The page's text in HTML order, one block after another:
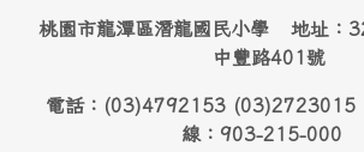
桃園市龍潭區潛龍國民小學 地址：
中豐路401號
電話：(03)4792153
線：903-215-000